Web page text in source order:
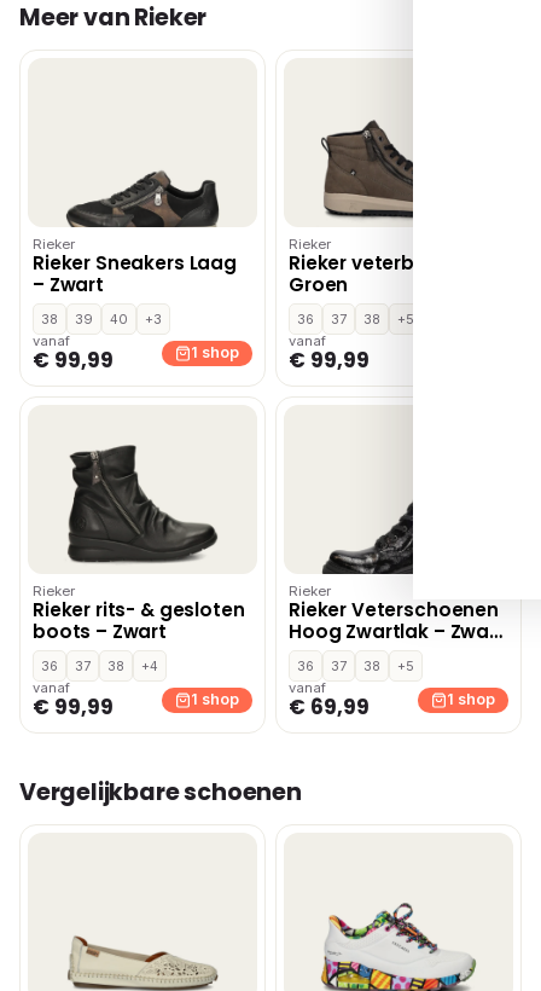
Meer van Rieker
Rieker
Rieker Sneakers Laag
– Zwart
38 39 40
+3
vanaf
€ 99,99 1 shop
Rieker
Rieker veterboots –
Groen
36 37 38
+5
vanaf
€ 99,99
Rieker
Rieker rits- & gesloten
boots – Zwart
36 37 38
+4
vanaf
€ 99,99 1 shop
Rieker
Rieker Veterschoenen
Hoog Zwartlak – Zwart
lak
36 37 38
+5
vanaf
€ 69,99 1 shop
Vergelijkbare schoenen